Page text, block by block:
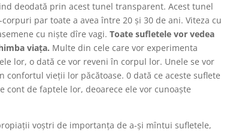
deodată prin acest tunel transparent. Acest tunel
par toate a avea între 20 şi 30 de ani. Viteza cu
cu nişte dîre vagi.Toate sufletele vor vedea
viaţa. Multe din cele care vor experimenta
lor, o dată ce vor reveni în corpul lor. Unele se vor
vieţii lor păcătoase. 0 dată ce aceste suflete
de faptele lor, deoarece ele vor cunoaşte
voştri de importanţa de a-şi mîntui sufletele,